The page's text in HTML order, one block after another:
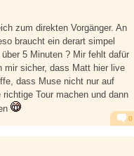
zum direkten Vorgänger. An
braucht ein derart simpel
5 Minuten ? Mir fehlt dafür
mir sicher, dass Matt hier live
dass Muse nicht nur auf
Tour machen und dann
Alarm Antworten
0